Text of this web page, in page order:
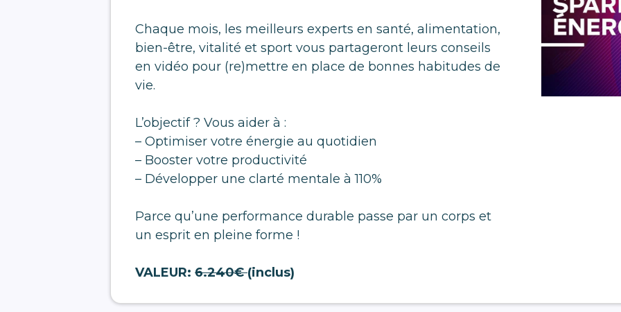
Chaque mois, les meilleurs experts en santé, alimentation,
bien-être, vitalité et sport vous partageront leurs conseils
en vidéo pour (re)mettre en place de bonnes habitudes de
vie.
L’objectif ? Vous aider à :
– Optimiser votre énergie au quotidien
– Booster votre productivité
– Développer une clarté mentale à 110%
Parce qu’une performance durable passe par un corps et
un esprit en pleine forme !
VALEUR: 6.240€(inclus)